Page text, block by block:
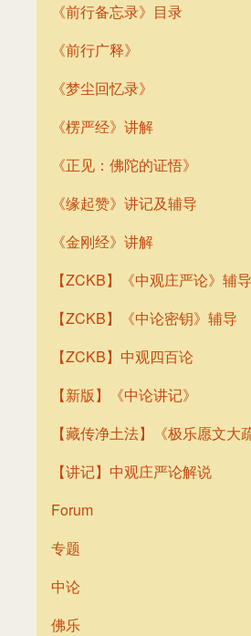
《前行备忘录》目录
《前行广释》
《梦尘回忆录》
《楞严经》讲解
《正见：佛陀的证悟》
《缘起赞》讲记及辅导
《金刚经》讲解
【ZCKB】《中观庄严论》辅导
【ZCKB】《中论密钥》辅导
【ZCKB】中观四百论
【新版】《中论讲记》
【藏传净土法】《极乐愿文大
【讲记】中观庄严论解说
Forum
专题
中论
佛乐